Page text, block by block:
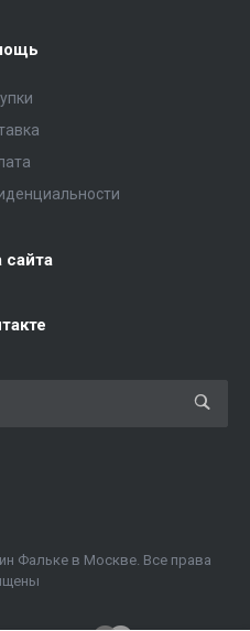
сайта
Фальке в Москве. Все права